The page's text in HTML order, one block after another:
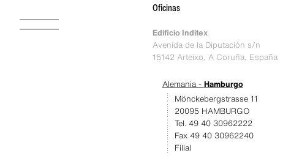
Oficinas
Edificio Inditex
Avenida de la Diputación s/n
15142 Arteixo, A Coruña, España
Alemania - Hamburgo
Mönckebergstrasse 11
20095 HAMBURGO
Tel. 49 40 30962222
Fax 49 40 30962240
Filial